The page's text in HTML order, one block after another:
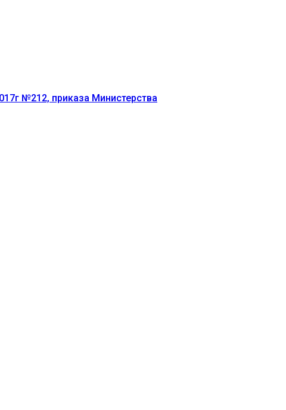
№212, приказа Министерства